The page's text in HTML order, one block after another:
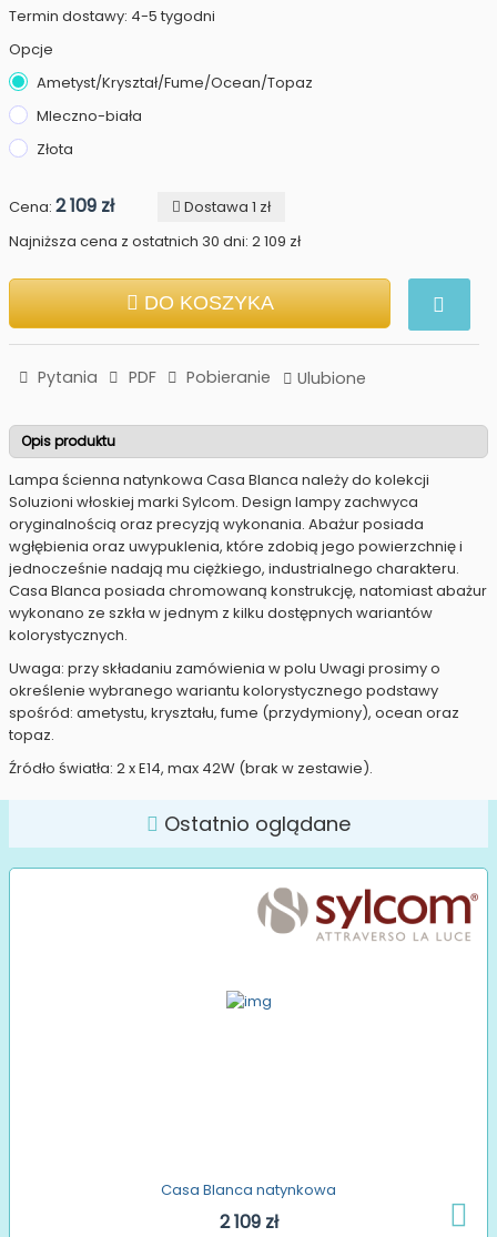
Termin dostawy: 4-5 tygodni
Opcje
Ametyst/Kryształ/Fume/Ocean/Topaz
Mleczno-biała
Złota
Cena: 2 109 zł
Dostawa 1 zł
Najniższa cena z ostatnich 30 dni: 2 109 zł
DO KOSZYKA
Pytania PDF Pobieranie Ulubione
Opis produktu
Lampa ścienna natynkowa Casa Blanca należy do kolekcji
Soluzioni włoskiej marki Sylcom. Design lampy zachwyca
oryginalnością oraz precyzją wykonania. Abażur posiada
wgłębienia oraz uwypuklenia, które zdobią jego powierzchnię i
jednocześnie nadają mu ciężkiego, industrialnego charakteru.
Casa Blanca posiada chromowaną konstrukcję, natomiast abażur
wykonano ze szkła w jednym z kilku dostępnych wariantów
kolorystycznych.
Uwaga: przy składaniu zamówienia w polu Uwagi prosimy o
określenie wybranego wariantu kolorystycznego podstawy
spośród: ametystu, kryształu, fume (przydymiony), ocean oraz
topaz.
Źródło światła: 2 x E14, max 42W (brak w zestawie).
Ostatnio oglądane
Casa Blanca natynkowa
2 109 zł